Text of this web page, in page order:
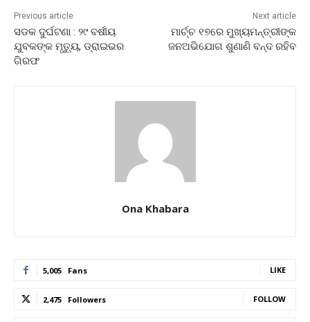
Previous article
ସଡକ ଦୁର୍ଘଟଣା : ୨୯ ବର୍ଷୀୟ
ଯୁବକଙ୍କ ମୃତ୍ୟୁ, ଡ୍ରାଇଭର
ଗିରଫ
Next article
ମାର୍ଚ୍ଚ ୧୭ରେ ମୁଖ୍ୟମନ୍ତ୍ରୀଙ୍କ
ଜନଅଭିଯୋଗ ଶୁଣାଣି ବନ୍ଦ ରହିବ
Ona Khabara
5,005 Fans LIKE
2,475 Followers FOLLOW